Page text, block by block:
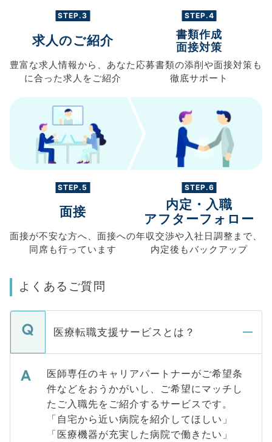
STEP.3
求人のご紹介
豊富な求人情報から、 あなた
に合った求人を ご紹介
STEP.4
書類作成
面接対策
応募書類の添削や面接対策も
徹底サポート
STEP.5
面接
面接が不安な方へ、 面接への
同席も行っています
STEP.6
内定・入職
アフターフォロー
年収交渉や入社日調整まで、
内定後もバックアップ
よくあるご質問
医療転職支援サービスとは？
医師専任のキャリアパートナーがご希望条
件などをおうかがいし、ご希望にマッチし
たご入職先をご紹介するサービスです。
「自宅から近い病院を紹介してほしい」
「医療機器が充実した病院で働きたい」